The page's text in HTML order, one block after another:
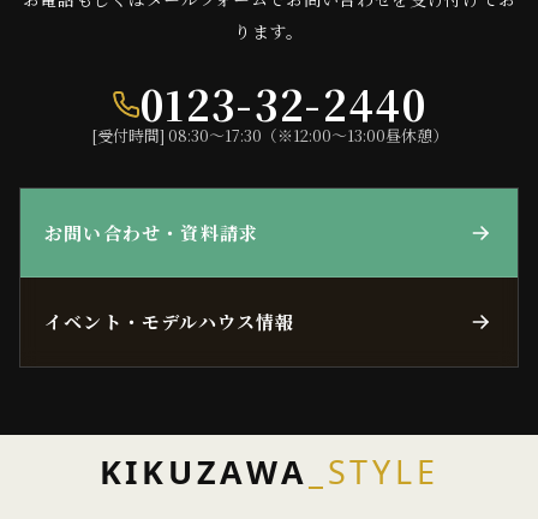
ります。
0123-32-2440
[受付時間] 08:30〜17:30（※12:00〜13:00昼休憩）
お問い合わせ・資料請求
イベント・モデルハウス情報
KIKUZAWA _STYLE